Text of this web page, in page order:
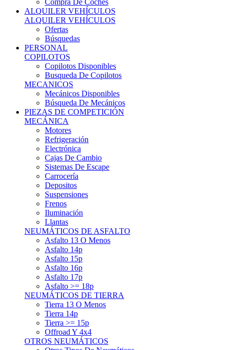
Compra De Coches
ALQUILER VEHÍCULOS
ALQUILER VEHÍCULOS
Ofertas
Búsquedas
PERSONAL
COPILOTOS
Copilotos Disponibles
Busqueda De Copilotos
MECANICOS
Mecánicos Disponibles
Búsqueda De Mecánicos
PIEZAS DE COMPETICIÓN
MECÁNICA
Motores
Refrigeración
Electrónica
Cajas De Cambio
Sistemas De Escape
Carrocería
Depositos
Suspensiones
Frenos
Iluminación
Llantas
NEUMÁTICOS DE ASFALTO
Asfalto 13 O Menos
Asfalto 14p
Asfalto 15p
Asfalto 16p
Asfalto 17p
Asfalto >= 18p
NEUMÁTICOS DE TIERRA
Tierra 13 O Menos
Tierra 14p
Tierra >= 15p
Offroad Y 4x4
OTROS NEUMÁTICOS